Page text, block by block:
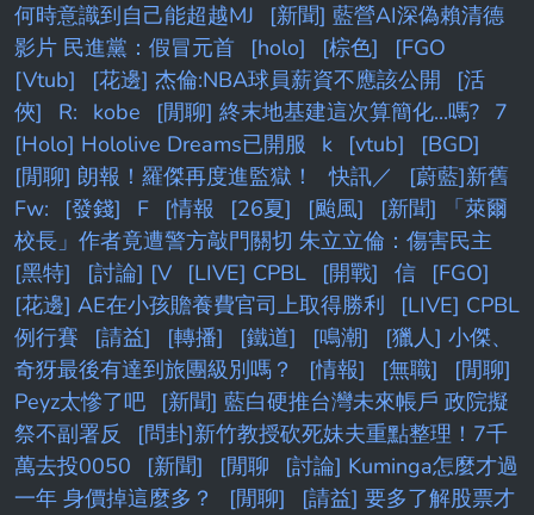
何時意識到自己能超越MJ
[新聞] 藍營AI深偽賴清德
影片 民進黨：假冒元首
[holo] [棕色]
[FGO
[Vtub]
[花邊] 杰倫:NBA球員薪資不應該公開
[活
俠]
R: kobe [閒聊] 終末地基建這次算簡化...嗎? 7
[Holo] Hololive Dreams已開服
k [vtub]
[BGD]
[閒聊] 朗報！羅傑再度進監獄！
快訊／
[蔚藍]新舊
Fw:
[發錢] F [情報 [26夏] [颱風]
[新聞] 「萊爾
校長」作者竟遭警方敲門關切 朱立立倫：傷害民主
[黑特]
[討論] [V [LIVE] CPBL [開戰] 信
[FGO]
[花邊] AE在小孩贍養費官司上取得勝利
[LIVE] CPBL
例行賽
[請益] [轉播] [鐵道] [鳴潮]
[獵人] 小傑、
奇犽最後有達到旅團級別嗎？
[情報] [無職]
[閒聊]
Peyz太慘了吧
[新聞] 藍白硬推台灣未來帳戶 政院擬
祭不副署反
[問卦]新竹教授砍死妹夫重點整理！7千
萬去投0050
[新聞] [閒聊
[討論] Kuminga怎麼才過
一年 身價掉這麼多？
[閒聊]
[請益] 要多了解股票才